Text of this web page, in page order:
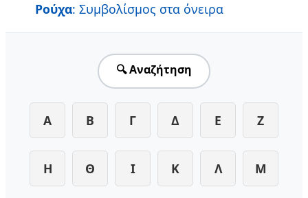
Ρούχα: Συμβολίσμος στα όνειρα
🔍 Αναζήτηση
Α Β Γ Δ Ε Ζ
Η Θ Ι Κ Λ Μ